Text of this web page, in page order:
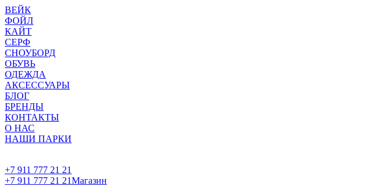
ВЕЙК
ФОЙЛ
КАЙТ
СЕРФ
СНОУБОРД
ОБУВЬ
ОДЕЖДА
АКСЕССУАРЫ
БЛОГ
БРЕНДЫ
КОНТАКТЫ
О НАС
НАШИ ПАРКИ
+7 911 777 21 21
+7 911 777 21 21Магазин